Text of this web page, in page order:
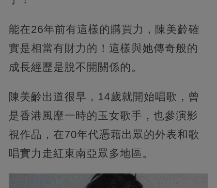
能在26年前有這樣的購買力，陳美齡確
實是相當有財力的！這樣與她傳奇般的
成長經歷是脫不開關係的。
陳美齡出道很早，14歲就開始唱歌，曾
是香港風靡一時的玉女歌手，也參演影
視作品，在70年代憑藉出眾的外表和歌
唱實力走紅東南亞眾多地區。